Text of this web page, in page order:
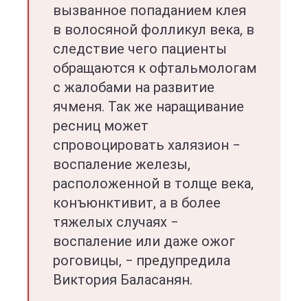
вызванное попаданием клея
в волосяной фолликул века, в
следствие чего пациенты
обращаются к офтальмологам
с жалобами на развитие
ячменя. Так же наращивание
ресниц может
спровоцировать халязион −
воспаление железы,
расположенной в толще века,
конъюнктивит, а в более
тяжелых случаях −
воспаление или даже ожог
роговицы, − предупредила
Виктория Баласанян.